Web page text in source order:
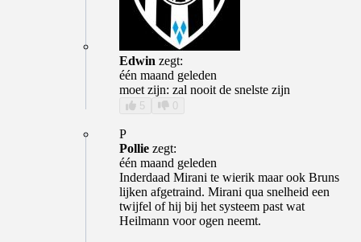
Edwin zegt:
één maand geleden
moet zijn: zal nooit de snelste zijn
5 0
P
Pollie zegt:
één maand geleden
Inderdaad Mirani te wierik maar ook Bruns
lijken afgetraind. Mirani qua snelheid een
twijfel of hij bij het systeem past wat
Heilmann voor ogen neemt.